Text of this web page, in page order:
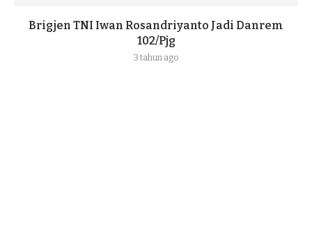
Brigjen TNI Iwan Rosandriyanto Jadi Danrem
102/Pjg
3 tahun ago